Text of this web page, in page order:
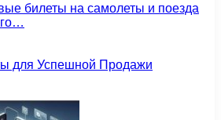
билеты на самолеты и поезда
для Успешной Продажи